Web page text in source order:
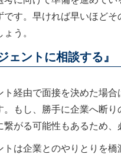
です。早ければ早いほど
う。
ェントに相談する』
ト経由で面接を決めた場
。もし、勝手に企業へ断
繋がる可能性もあるため
トは企業とのやりとりを